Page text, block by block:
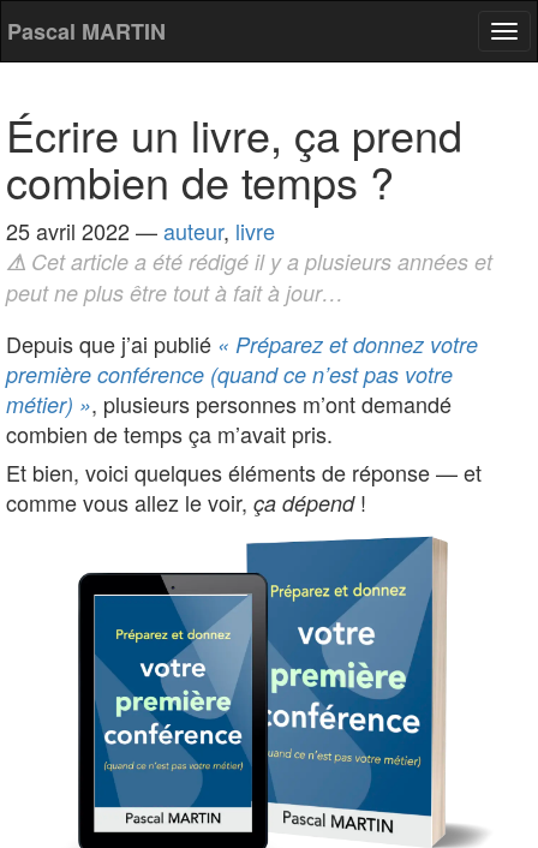
Pascal MARTIN
Écrire un livre, ça prend
combien de temps ?
25 avril 2022—auteur, livre
⚠ Cet article a été rédigé il y a plusieurs années et
peut ne plus être tout à fait à jour…
Depuis que j’ai publié « Préparez et donnez votre
première conférence (quand ce n’est pas votre
métier) », plusieurs personnes m’ont demandé
combien de temps ça m’avait pris.
Et bien, voici quelques éléments de réponse — et
comme vous allez le voir, ça dépend!